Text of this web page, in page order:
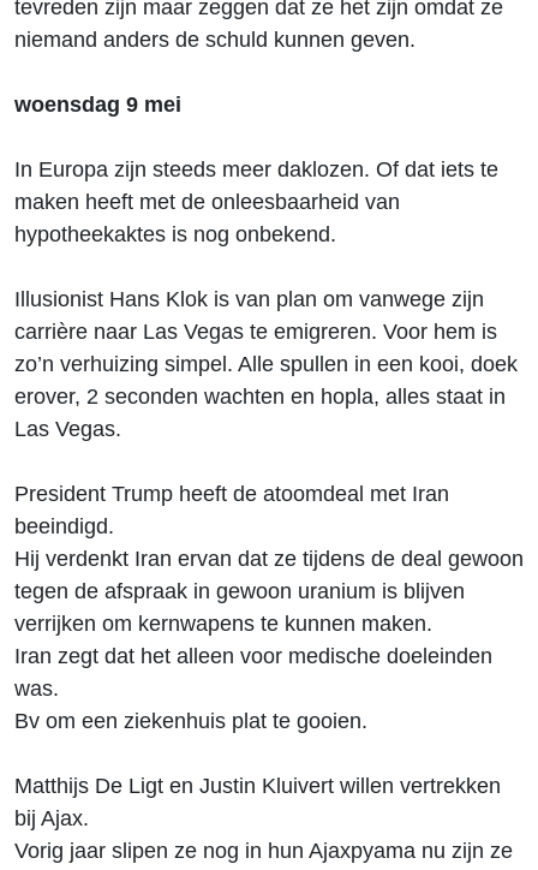
tevreden zijn maar zeggen dat ze het zijn omdat ze
niemand anders de schuld kunnen geven.
woensdag 9 mei
In Europa zijn steeds meer daklozen. Of dat iets te
maken heeft met de onleesbaarheid van
hypotheekaktes is nog onbekend.
Illusionist Hans Klok is van plan om vanwege zijn
carrière naar Las Vegas te emigreren. Voor hem is
zo’n verhuizing simpel. Alle spullen in een kooi, doek
erover, 2 seconden wachten en hopla, alles staat in
Las Vegas.
President Trump heeft de atoomdeal met Iran
beeindigd.
Hij verdenkt Iran ervan dat ze tijdens de deal gewoon
tegen de afspraak in gewoon uranium is blijven
verrijken om kernwapens te kunnen maken.
Iran zegt dat het alleen voor medische doeleinden
was.
Bv om een ziekenhuis plat te gooien.
Matthijs De Ligt en Justin Kluivert willen vertrekken
bij Ajax.
Vorig jaar slipen ze nog in hun Ajaxpyama nu zijn ze